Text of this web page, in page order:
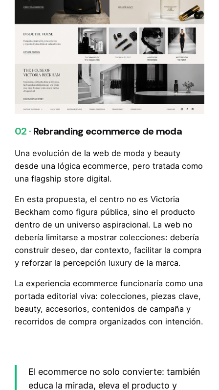
02 · Rebranding ecommerce de moda
Una evolución de la web de moda y beauty
desde una lógica ecommerce, pero tratada como
una flagship store digital.
En esta propuesta, el centro no es Victoria
Beckham como figura pública, sino el producto
dentro de un universo aspiracional. La web no
debería limitarse a mostrar colecciones: debería
construir deseo, dar contexto, facilitar la compra
y reforzar la percepción luxury de la marca.
La experiencia ecommerce funcionaría como una
portada editorial viva: colecciones, piezas clave,
beauty, accesorios, contenidos de campaña y
recorridos de compra organizados con intención.
El ecommerce no solo convierte: también
educa la mirada, eleva el producto y